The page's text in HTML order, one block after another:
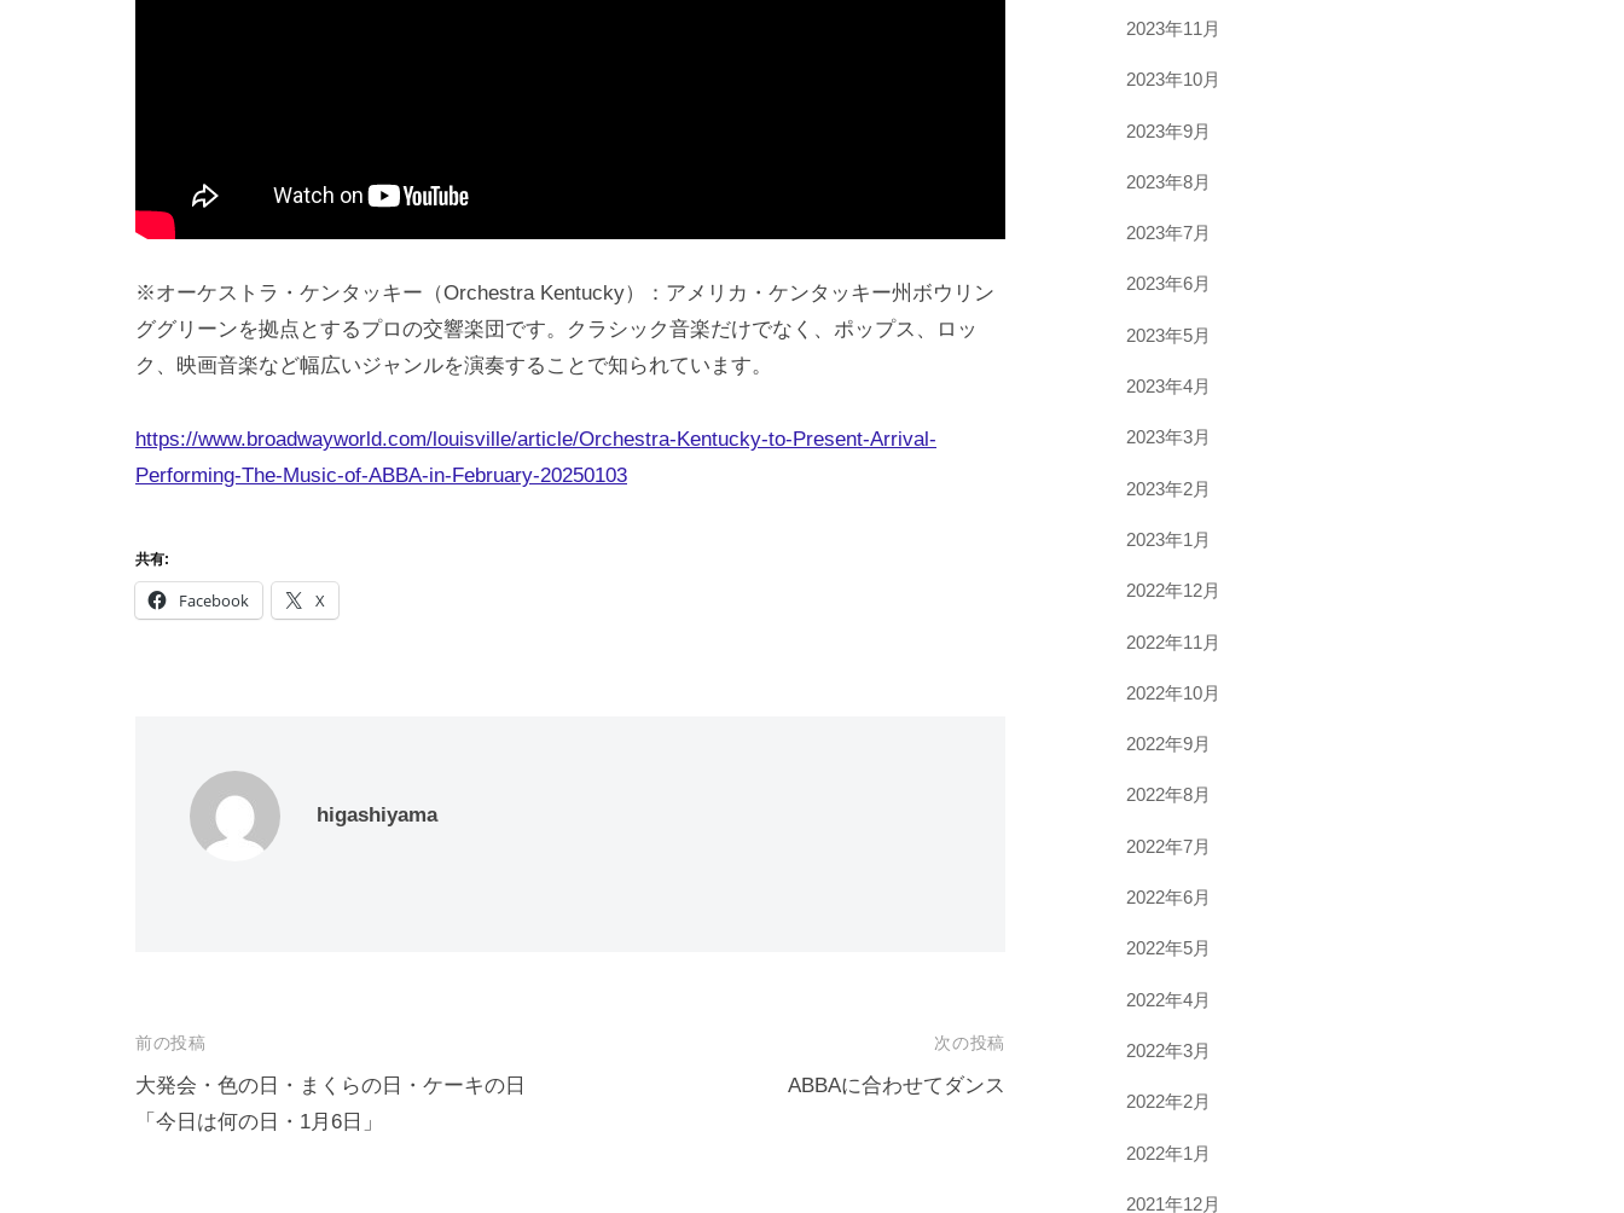
※オーケストラ・ケンタッキー（Orchestra Kentucky）：アメリカ・ケンタッキー州ボウリン
ググリーンを拠点とするプロの交響楽団です。クラシック音楽だけでなく、ポップス、ロッ
ク、映画音楽など幅広いジャンルを演奏することで知られています。
https://www.broadwayworld.com/louisville/article/Orchestra-Kentucky-to-Present-Arrival-
Performing-The-Music-of-ABBA-in-February-20250103
共有:
Facebook X
higashiyama
投
稿
ナ
前の投稿
大発会・色の日・まくらの日・ケーキの日
「今日は何の日・1月6日」
次の投稿
ABBAに合わせてダンス
2023年11月
2023年10月
2023年9月
2023年8月
2023年7月
2023年6月
2023年5月
2023年4月
2023年3月
2023年2月
2023年1月
2022年12月
2022年11月
2022年10月
2022年9月
2022年8月
2022年7月
2022年6月
2022年5月
2022年4月
2022年3月
2022年2月
2022年1月
2021年12月